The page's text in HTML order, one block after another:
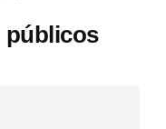
públicos